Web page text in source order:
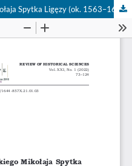
Kasztelana sandomierskiego Mikołaja Spytka Ligęzy (ok. 1563–1637) sprawy rodzinne i majątkowe. Przyczynek do genealogii i dziejów gorzyckiej linii rodziny Ligęzów herbu Półkozic